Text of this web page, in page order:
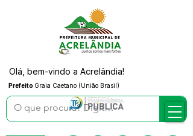
Prefeito Graia Caetano (União Brasil)
Olá, bem-vindo a Acrelândia!